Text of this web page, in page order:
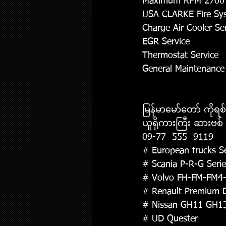
USA CLARKE Fire
Charge Air Cooler
EGR Service
Thermostat Service
General
မြန်မာမော်တော် ကို
ယူရိုကားကြီး ဆားဗစ်
09-77  555  9119
# European trucks
# Scania P-R-G
# Volvo FH-FM-
# Renault Premium
# Nissan GH11
# UD Quester